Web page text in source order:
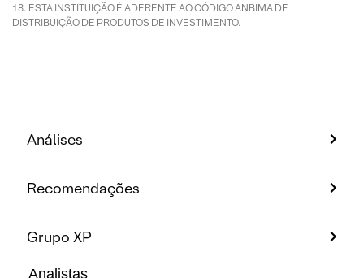
ESTA INSTITUIÇÃO É ADERENTE AO CÓDIGO ANBIMA DE
DISTRIBUIÇÃO DE PRODUTOS DE INVESTIMENTO.
Análises
Recomendações
Grupo XP
Analistas